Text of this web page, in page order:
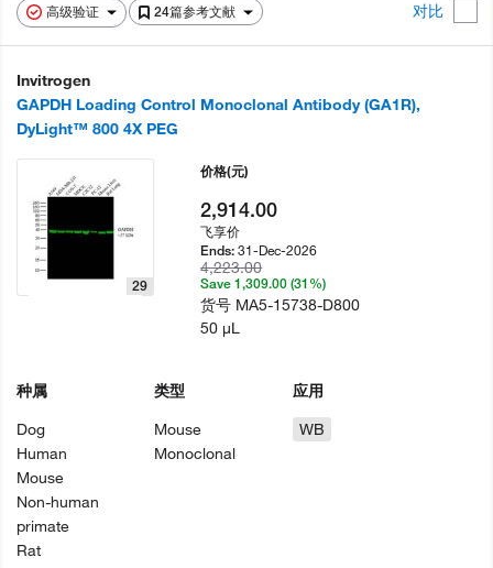
高级验证 24篇参考文献 对比
Invitrogen
GAPDH Loading Control Monoclonal Antibody (GA1R),
DyLight™ 800 4X PEG
29
种属
Dog
Human
Mouse
Non-human
primate
Rat
类型
Mouse
Monoclonal
应用
WB
价格(元)
2,914.00
飞享价
Ends:31-Dec-2026
4,223.00
Save 1,309.00 (31%)
货号 MA5-15738-D800
50 µL